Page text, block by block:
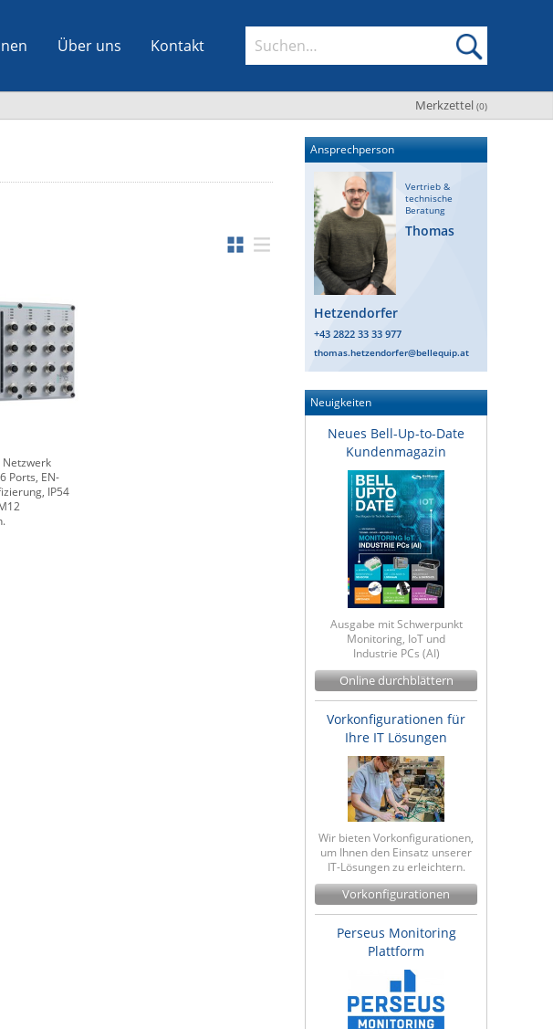
Über uns Kontakt
Merkzettel (0)
Ports, EN-
IP54
Ansprechperson
Vertrieb &
technische
Beratung
Thomas
Hetzendorfer
+43 2822 33 33 977
thomas.hetzendorfer@bellequip.at
Neuigkeiten
Neues Bell-Up-to-Date
Kundenmagazin
Ausgabe mit Schwerpunkt
Monitoring, IoT und
Industrie PCs (AI)
Online durchblättern
Vorkonfigurationen für
Ihre IT Lösungen
Wir bieten Vorkonfigurationen,
um Ihnen den Einsatz unserer
IT-Lösungen zu erleichtern.
Vorkonfigurationen
Perseus Monitoring
Plattform